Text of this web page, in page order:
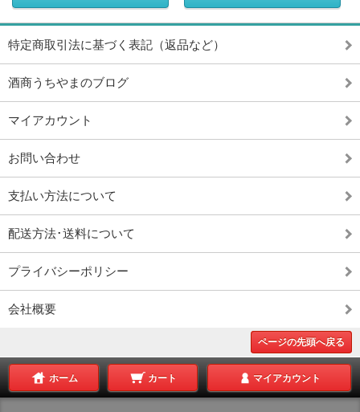
特定商取引法に基づく表記（返品など）
酒商うちやまのブログ
マイアカウント
お問い合わせ
支払い方法について
配送方法･送料について
プライバシーポリシー
会社概要
ページの先頭へ戻る
ホーム カート マイアカウント